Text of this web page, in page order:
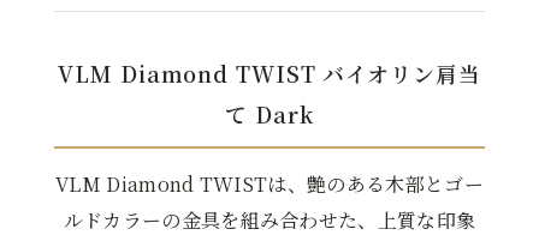
VLM Diamond TWIST バイオリン肩当
て Dark
VLM Diamond TWISTは、艶のある木部とゴー
ルドカラーの金具を組み合わせた、上質な印象